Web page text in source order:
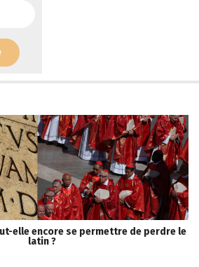
elle encore se permettre de perdre le
latin ?